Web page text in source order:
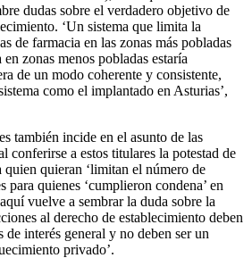
dudas sobre el verdadero objetivo de
‘Un sistema que limita la
de farmacia en las zonas más pobladas
zonas menos pobladas estaría
de un modo coherente y consistente,
como el implantado en Asturias’,
también incide en el asunto de las
conferirse a estos titulares la potestad de
quien quieran ‘limitan el número de
para quienes ‘cumplieron condena’ en
vuelve a sembrar la duda sobre la
al derecho de establecimiento deben
interés general y no deben ser un
privado’.